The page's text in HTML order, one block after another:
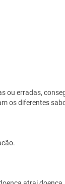
ou erradas,
os diferentes